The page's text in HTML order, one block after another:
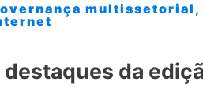
destaques da